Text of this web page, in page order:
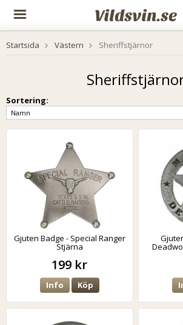
Startsida Västern Sheriffstjärnor
Sortering:
Gjuten Badge - Special Ranger
Stjärna
199 kr
Info Köp